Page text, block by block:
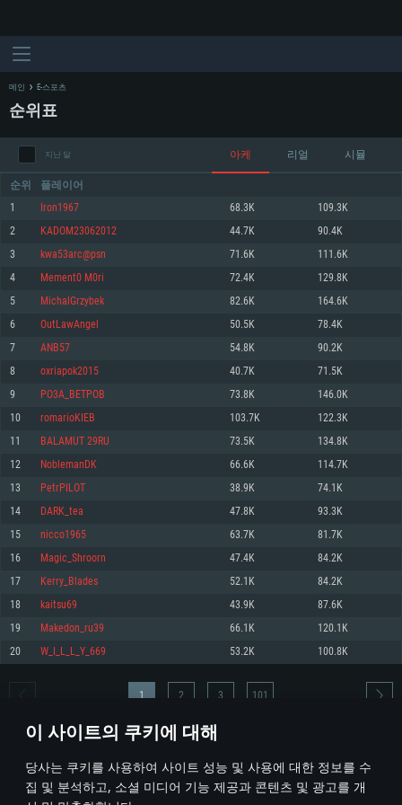
이 사이트의 쿠키에 대해
당사는 쿠키를 사용하여 사이트 성능 및 사용에 대한 정보를 수
집 및 분석하고, 소셜 미디어 기능 제공과 콘텐츠 및 광고를 개
시스템 요구사항
최소사양
운영체제: Windows 10 (64 bit)
프로세서: 2.2 GHz 듀얼코어 이상
메모리: 4GB
그래픽 카드: DirectX 11 이상을 지원하는 AMD Radeon 77XX / NVIDIA
GeForce GT 660. 최소 사양 해상도: 720p
네트워크: 브로드밴드 인터넷
여유 저장 공간: 22.1 GB (최소 클라이언트)
권장 사양
570 혹은 그 이상
여유 저장 공간: 62.2 GB (전체 클라이언트)
최소사양
운영체제: Mac OS Big Sur 11.0
프로세서: 최소 2.2 GHz의 Core i5 (Intel Xeon 은 지원하지 않습니다)
메모리: 6 GB
그래픽 카드: Metal 을 지원하는 Intel Iris Pro 5200 (Mac), 혹은 이와 비슷한 성
능을 가지는 Mac 버전의 AMD/Nvidia. 최소 해상도: 720p
네트워크: 브로드밴드 인터넷
여유 저장 공간: 22.1 GB (최소 클라이언트)
권장 사양
네트워크: 브로드밴드 인터넷
여유 저장 공간: 62.2 GB (전체 클라이언트)
최소사양
운영체제: 64bit Linux 중 최신 버전
프로세서: 2.4 GHz 듀얼코어
메모리: 4 GB
그래픽 카드: Vulkan 을 지원하고, 최신 그래픽 드라이버를 지원하는 NVIDIA
660 (6개월 미만) 혹은 그와 동급의 성능을 가지며 최신 그래픽 드라이버를 지
원하는 AMD (6개월 미만; 최소사양 지원 해상도 720p)
네트워크: 브로드밴드 인터넷
여유 저장 공간: 22.1 GB (최소 클라이언트)
권장 사양
운영체제: Ubuntu 20.04 64bit
프로세서: Intel Core i7
메모리: 16 GB
그래픽 카드: Vulkan 을 지원하고, 최신 그래픽 드라이버를 지원하는 NVIDIA
1060 (6개월 미만) 혹은 그와 동급의 성능을 가지며 최신 그래픽 드라이버를
지원하는 AMD RX 570 (6개월 미만; 최소사양 지원 해상도 720p) 이상
여유 저장 공간: 62.2 GB (전체 클라이언트)
메인 E-스포츠
순위표
지난 달 아케 리얼 시뮬
순위 플레이어
1 Iron1967 68.3K 109.3K
2 KADOM23062012 44.7K 90.4K
3 kwa53arc@psn 71.6K 111.6K
4 Mement0 M0ri 72.4K 129.8K
5 MichalGrzybek 82.6K 164.6K
6 OutLawAngel 50.5K 78.4K
7 ANB57 54.8K 90.2K
8 oxriapok2015 40.7K 71.5K
9 PO3A_BETPOB 73.8K 146.0K
10 romarioKIEB 103.7K 122.3K
11 BALAMUT 29RU 73.5K 134.8K
12 NoblemanDK 66.6K 114.7K
13 PetrPILOT 38.9K 74.1K
14 DARK_tea 47.8K 93.3K
15 nicco1965 63.7K 81.7K
16 Magic_Shroorn 47.4K 84.2K
17 Kerry_Blades 52.1K 84.2K
18 kaitsu69 43.9K 87.6K
19 Makedon_ru39 66.1K 120.1K
20 W_I_L_L_Y_669 53.2K 100.8K
* 순위표는 매일 1회 갱신됩니다
1 2 3 101